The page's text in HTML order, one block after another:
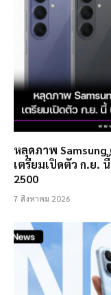
หลุดภาพ Samsung
เตรียมเปิดตัว ก.ย.
2500
7 สิงหาคม 2026